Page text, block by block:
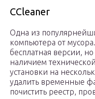
CCleaner
Одна из
компьютера от
бесплатная версии, но
наличием
установки на
удалить временные
почистить реестр,